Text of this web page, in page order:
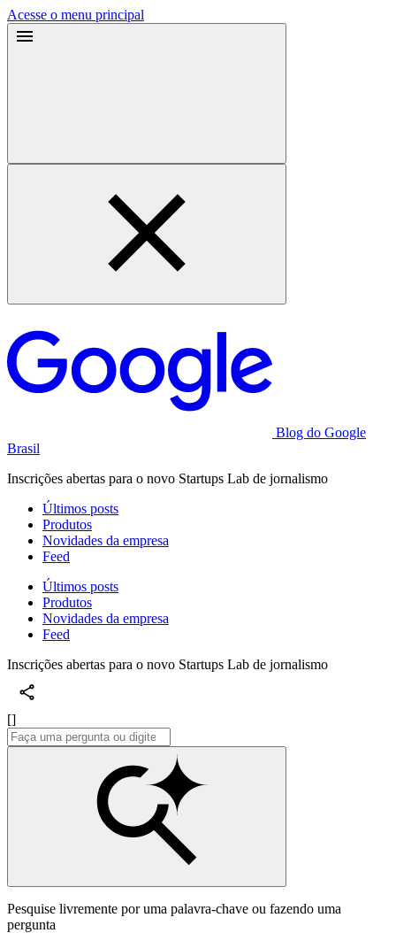
Acesse o menu principal
Blog do Google
Brasil
Inscrições abertas para o novo Startups Lab de jornalismo
Últimos posts
Produtos
Novidades da empresa
Feed
Últimos posts
Produtos
Novidades da empresa
Feed
Inscrições abertas para o novo Startups Lab de jornalismo
[]
Pesquise livremente por uma palavra-chave ou fazendo uma
pergunta